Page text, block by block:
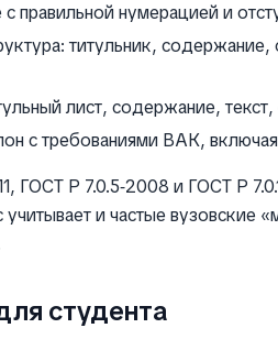
правильной нумерацией и
титульник, содержание,
лист, содержание, текст,
с требованиями ВАК, включая
ГОСТ Р 7.0.5‑2008 и ГОСТ Р
и частые
студента